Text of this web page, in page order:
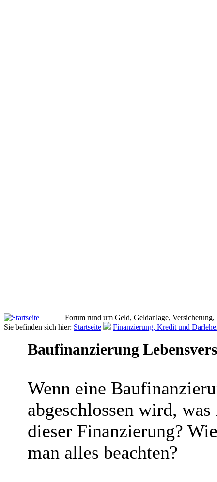
Forum rund um Geld, Geldanlage,
Sie befinden sich hier: Startseite Finanzierung, Kredit und
Baufinanzierung
Wenn eine
abgeschlossen wird,
dieser Finanzierung?
man alles beachten?